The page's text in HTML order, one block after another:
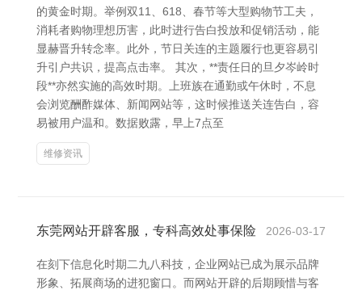
的黄金时期。举例双11、618、春节等大型购物节工夫，
消耗者购物理想历害，此时进行告白投放和促销活动，能
显赫晋升转念率。此外，节日关连的主题履行也更容易引
升引户共识，提高点击率。 其次，**责任日的旦夕岑岭时
段**亦然实施的高效时期。上班族在通勤或午休时，不息
会浏览酬酢媒体、新闻网站等，这时候推送关连告白，容
易被用户温和。数据败露，早上7点至
维修资讯
东莞网站开辟客服，专科高效处事保险 2026-03-17
在刻下信息化时期二九八科技，企业网站已成为展示品牌
形象、拓展商场的进犯窗口。而网站开辟的后期顾惜与客